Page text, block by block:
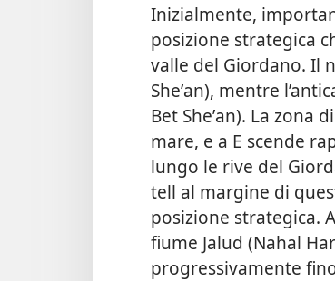
Inizialmente,
posizione strategica
valle del Giordano. Il
Sheʼan), mentre
Bet Sheʼan). La zona
mare, e a E scende
lungo le rive del
tell al margine di
posizione strategica.
fiume Jalud (Nahal
progressivamente